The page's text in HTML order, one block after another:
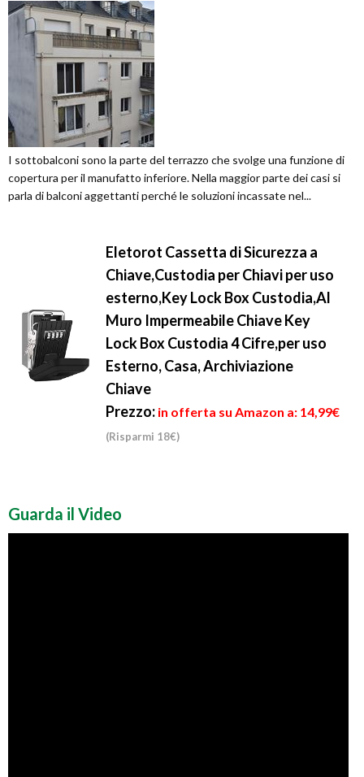
I sottobalconi sono la parte del terrazzo che svolge una funzione di
copertura per il manufatto inferiore. Nella maggior parte dei casi si
parla di balconi aggettanti perché le soluzioni incassate nel...
Eletorot Cassetta di Sicurezza a
Chiave,Custodia per Chiavi per uso
esterno,Key Lock Box Custodia,Al
Muro Impermeabile Chiave Key
Lock Box Custodia 4 Cifre,per uso
Esterno, Casa, Archiviazione
Chiave
Prezzo: in offerta su Amazon a: 14,99€
(Risparmi 18€)
Guarda il Video